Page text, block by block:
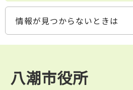
情報が見つからないときは
八潮市役所